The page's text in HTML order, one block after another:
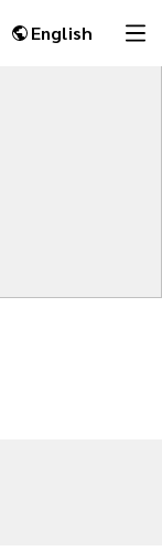
English